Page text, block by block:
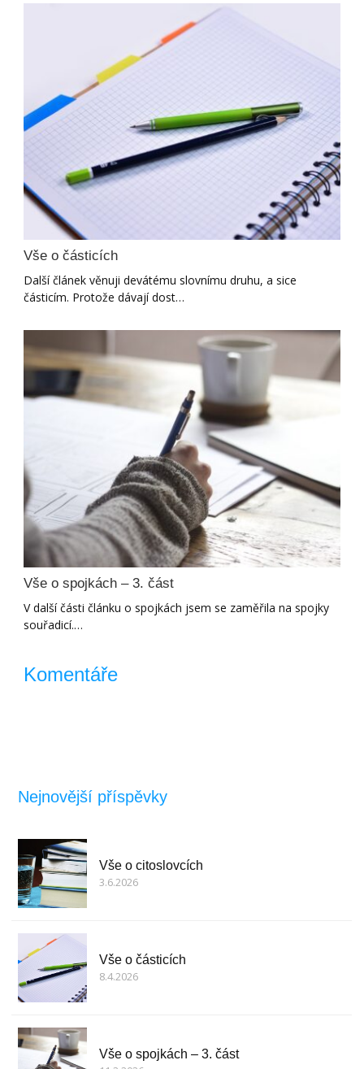
Vše o částicích
Další článek věnuji devátému slovnímu druhu, a sice
částicím. Protože dávají dost…
Vše o spojkách – 3. část
V další části článku o spojkách jsem se zaměřila na spojky
souřadicí.…
Komentáře
Nejnovější příspěvky
Vše o citoslovcích
3.6.2026
Vše o částicích
8.4.2026
Vše o spojkách – 3. část